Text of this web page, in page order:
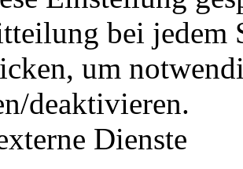
bei jedem
um
deaktivieren.
Dienste